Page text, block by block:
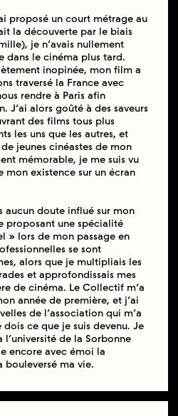
proposé un court métrage au
la découverte par le biais
je n’avais nullement
dans le cinéma plus tard.
inopinée, mon film a
traversé la France avec
rendre à Paris afin
J’ai alors goûté à des saveurs
des films tous plus
les uns que les autres, et
jeunes cinéastes de mon
mémorable, je me suis vu
mon existence sur un écran
aucun doute influé sur mon
proposant une spécialité
» lors de mon passage en
se sont
alors que je multipliais les
et approfondissais mes
de cinéma. Le Collectif m’a
année de première, et j’ai
de l’association qui m’a
ce que je suis devenu. Je
l’université de la Sorbonne
encore avec émoi la
bouleversé ma vie.